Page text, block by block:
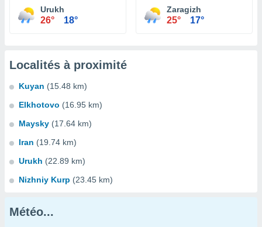
Urukh
26° 18°
Zaragizh
25° 17°
Localités à proximité
Kuyan (15.48 km)
Elkhotovo (16.95 km)
Maysky (17.64 km)
Iran (19.74 km)
Urukh (22.89 km)
Nizhniy Kurp (23.45 km)
Météo...